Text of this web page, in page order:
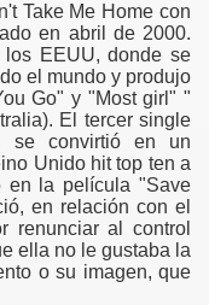
Take Me Home con
en abril de 2000.
EEUU, donde se
el mundo y produjo
Go" y "Most girl" "
El tercer single
se convirtió en un
Unido hit top ten a
en la película "Save
en relación con el
renunciar al control
ella no le gustaba la
o su imagen, que